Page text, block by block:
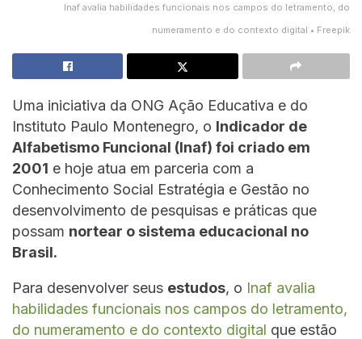
Inaf avalia habilidades funcionais nos campos do letramento, do
numeramento e do contexto digital • Freepik
Uma iniciativa da ONG Ação Educativa e do
Instituto Paulo Montenegro, o Indicador de
Alfabetismo Funcional (Inaf) foi criado em
2001 e hoje atua em parceria com a
Conhecimento Social Estratégia e Gestão no
desenvolvimento de pesquisas e práticas que
possam nortear o sistema educacional no
Brasil.
Para desenvolver seus estudos, o Inaf avalia
habilidades funcionais nos campos do letramento,
do numeramento e do contexto digital que estão